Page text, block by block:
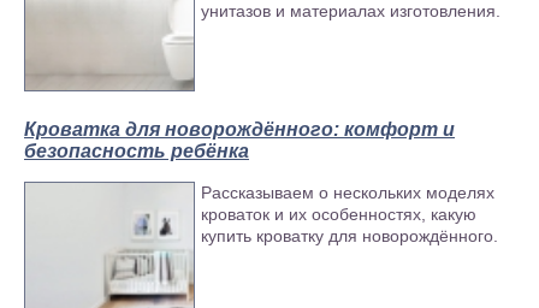
унитазов и материалах изготовления.
Кроватка для новорождённого: комфорт и
безопасность ребёнка
Рассказываем о нескольких моделях
кроваток и их особенностях, какую
купить кроватку для новорождённого.